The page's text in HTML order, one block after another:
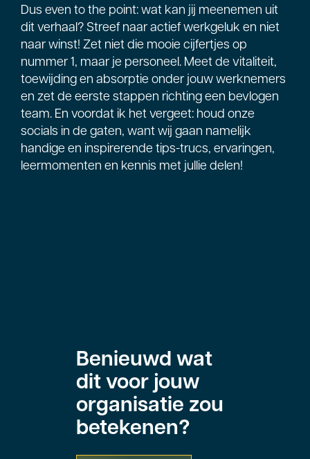
Dus even to the point: wat kan jij meenemen uit
dit verhaal? Streef naar actief werkgeluk en niet
naar winst! Zet niet die mooie cijfertjes op
nummer 1, maar je personeel. Meet de vitaliteit,
toewijding en absorptie onder jouw werknemers
en zet de eerste stappen richting een bevlogen
team. En voordat ik het vergeet: houd onze
socials in de gaten, want wij gaan namelijk
handige en inspirerende tips-trucs, ervaringen,
leermomenten en kennis met jullie delen!
Benieuwd wat
dit voor jouw
organisatie zou
betekenen?